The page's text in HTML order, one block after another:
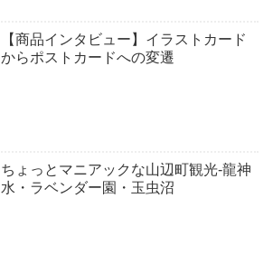
【商品インタビュー】イラストカード
からポストカードへの変遷
ちょっとマニアックな山辺町観光-龍神
水・ラベンダー園・玉虫沼